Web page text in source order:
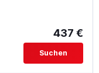
437 €
Suchen